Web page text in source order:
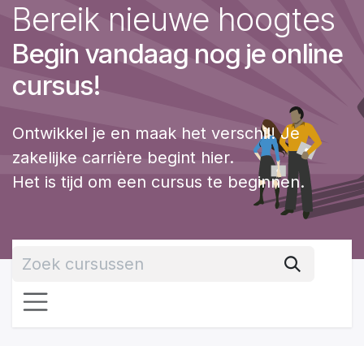
Overslaan naar inhoud
Bereik nieuwe hoogtes
Begin vandaag nog je online
cursus!
Ontwikkel je en maak het verschil! Je
zakelijke carrière begint hier.
Het is tijd om een cursus te beginnen.